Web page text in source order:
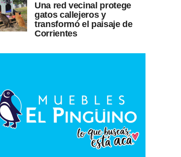
Una red vecinal protege
gatos callejeros y
transformó el paisaje de
Corrientes